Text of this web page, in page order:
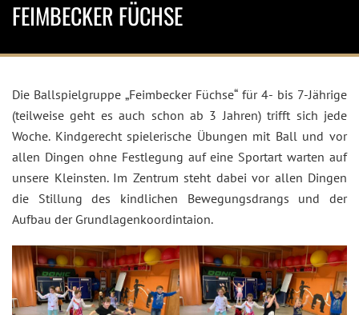
FEIMBECKER FÜCHSE
Die Ballspielgruppe „Feimbecker Füchse“ für 4- bis 7-Jährige
(teilweise geht es auch schon ab 3 Jahren) trifft sich jede
Woche. Kindgerecht spielerische Übungen mit Ball und vor
allen Dingen ohne Festlegung auf eine Sportart warten auf
unsere Kleinsten. Im Zentrum steht dabei vor allen Dingen
die Stillung des kindlichen Bewegungsdrangs und der
Aufbau der Grundlagenkoordintaion.